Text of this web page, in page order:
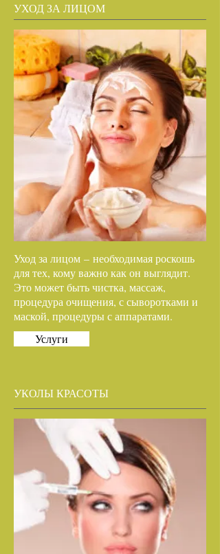
УХОД ЗА ЛИЦОМ
Уход за лицом – необходимая роскошь
для тех, кому важно как он выглядит.
Это может быть чистка, массаж,
процедура очищения, с сыворотками и
маской, процедуры с аппаратами.
Услуги
УКОЛЫ КРАСОТЫ